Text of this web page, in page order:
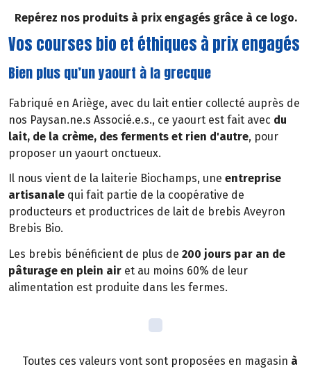
Repérez nos produits à prix engagés grâce à ce logo.
Vos courses bio et éthiques à prix engagés
Bien plus qu’un yaourt à la grecque
Fabriqué en Ariège, avec du lait entier collecté auprès de
nos Paysan.ne.s Associé.e.s., ce yaourt est fait avec du
lait, de la crème, des ferments et rien d'autre, pour
proposer un yaourt onctueux.
Il nous vient de la laiterie Biochamps, une entreprise
artisanale qui fait partie de la coopérative de
producteurs et productrices de lait de brebis Aveyron
Brebis Bio.
Les brebis bénéficient de plus de 200 jours par an de
pâturage en plein air et au moins 60% de leur
alimentation est produite dans les fermes.
Toutes ces valeurs vont sont proposées en magasin à